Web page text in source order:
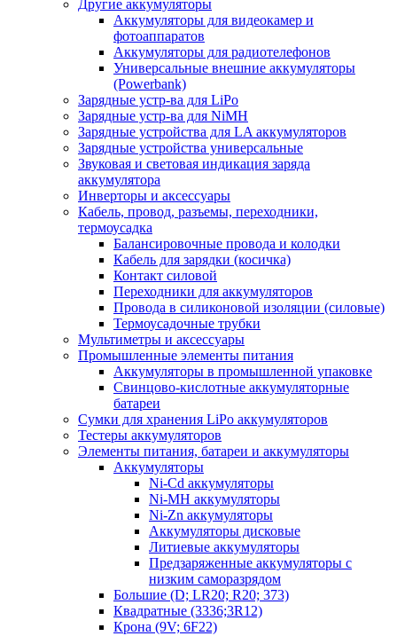
Другие аккумуляторы
Аккумуляторы для видеокамер и
фотоаппаратов
Аккумуляторы для радиотелефонов
Универсальные внешние аккумуляторы
(Powerbank)
Зарядные устр-ва для LiPo
Зарядные устр-ва для NiMH
Зарядные устройства для LA аккумуляторов
Зарядные устройства универсальные
Звуковая и световая индикация заряда
аккумулятора
Инверторы и аксессуары
Кабель, провод, разъемы, переходники,
термоусадка
Балансировочные провода и колодки
Кабель для зарядки (косичка)
Контакт силовой
Переходники для аккумуляторов
Провода в силиконовой изоляции (силовые)
Термоусадочные трубки
Мультиметры и аксессуары
Промышленные элементы питания
Аккумуляторы в промышленной упаковке
Свинцово-кислотные аккумуляторные
батареи
Сумки для хранения LiPo аккумуляторов
Тестеры аккумуляторов
Элементы питания, батареи и аккумуляторы
Аккумуляторы
Ni-Cd аккумуляторы
Ni-MH аккумуляторы
Ni-Zn аккумуляторы
Аккумуляторы дисковые
Литиевые аккумуляторы
Предзаряженные аккумуляторы с
низким саморазрядом
Большие (D; LR20; R20; 373)
Квадратные (3336;3R12)
Крона (9V; 6F22)